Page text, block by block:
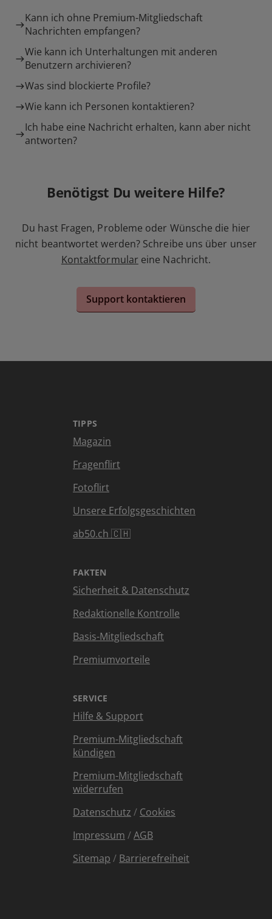
Kann ich ohne Premium-Mitgliedschaft
Nachrichten empfangen?
Wie kann ich Unterhaltungen mit anderen
Benutzern archivieren?
Was sind blockierte Profile?
Wie kann ich Personen kontaktieren?
Ich habe eine Nachricht erhalten, kann aber nicht
antworten?
Benötigst Du weitere Hilfe?
Du hast Fragen, Probleme oder Wünsche die hier
nicht beantwortet werden? Schreibe uns über unser
Kontaktformular eine Nachricht.
Support kontaktieren
TIPPS
Magazin
Fragenflirt
Fotoflirt
Unsere Erfolgsgeschichten
ab50.ch 🇨🇭
FAKTEN
Sicherheit & Datenschutz
Redaktionelle Kontrolle
Basis-Mitgliedschaft
Premiumvorteile
SERVICE
Hilfe & Support
Premium-Mitgliedschaft
kündigen
Premium-Mitgliedschaft
widerrufen
Datenschutz / Cookies
Impressum /AGB
Sitemap / Barrierefreiheit